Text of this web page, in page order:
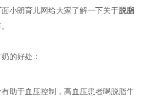
小朗育儿网给大家了解一下关于脱脂
的好处：
助于血压控制，高血压患者喝脱脂牛